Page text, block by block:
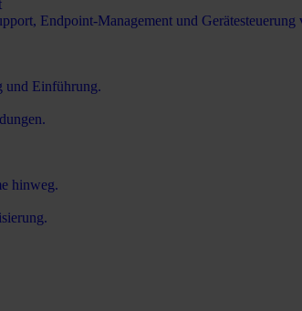
Endpoint-Management und Gerätesteuerung
und Einführung.
hinweg.